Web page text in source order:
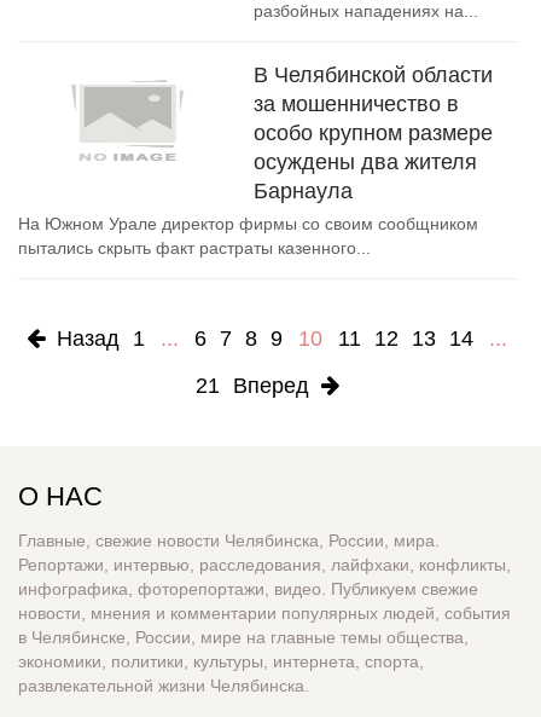
разбойных нападениях на...
В Челябинской области
за мошенничество в
особо крупном размере
осуждены два жителя
Барнаула
На Южном Урале директор фирмы со своим сообщником
пытались скрыть факт растраты казенного...
Назад 1 ... 6 7 8 9 10 11 12 13 14
...
21 Вперед
О НАС
Главные, свежие новости Челябинска, России, мира.
Репортажи, интервью, расследования, лайфхаки, конфликты,
инфографика, фоторепортажи, видео. Публикуем свежие
новости, мнения и комментарии популярных людей, события
в Челябинске, России, мире на главные темы общества,
экономики, политики, культуры, интернета, спорта,
развлекательной жизни Челябинска.